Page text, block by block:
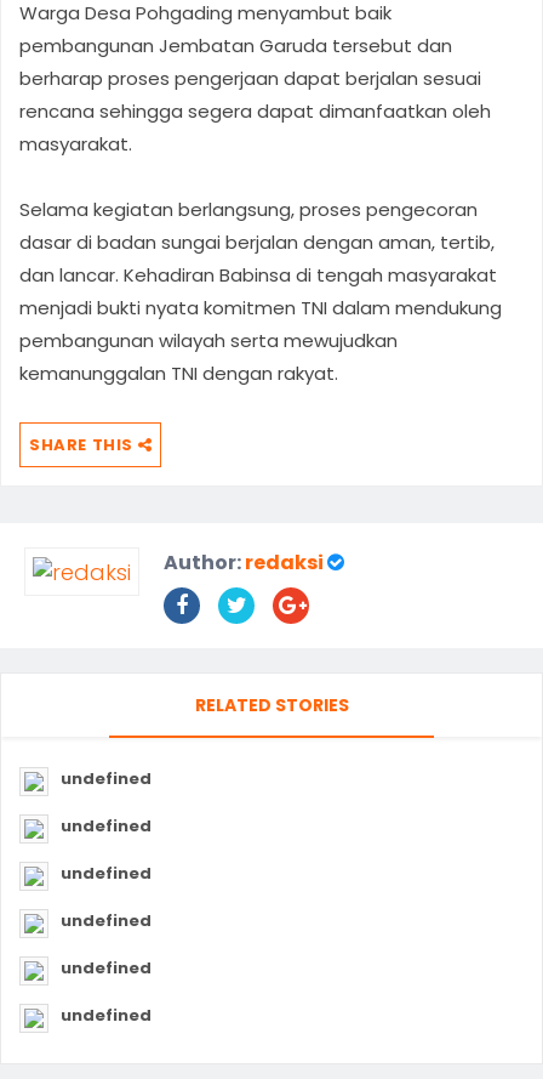
Warga Desa Pohgading menyambut baik
pembangunan Jembatan Garuda tersebut dan
berharap proses pengerjaan dapat berjalan sesuai
rencana sehingga segera dapat dimanfaatkan oleh
masyarakat.
Selama kegiatan berlangsung, proses pengecoran
dasar di badan sungai berjalan dengan aman, tertib,
dan lancar. Kehadiran Babinsa di tengah masyarakat
menjadi bukti nyata komitmen TNI dalam mendukung
pembangunan wilayah serta mewujudkan
kemanunggalan TNI dengan rakyat.
SHARE THIS
Author:redaksi
RELATED STORIES
undefined
undefined
undefined
undefined
undefined
undefined